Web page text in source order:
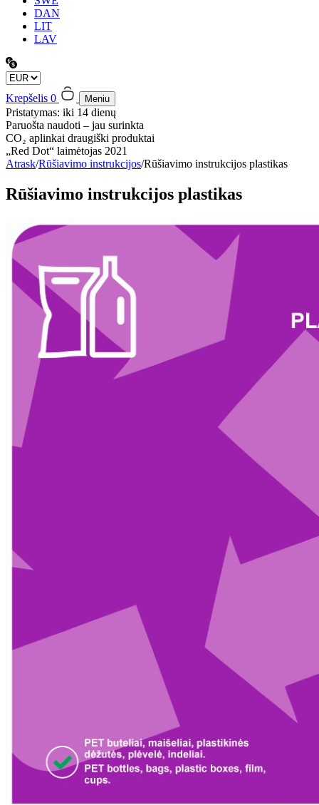
DAN
LIT
LAV
Krepšelis 0 Meniu
Pristatymas: iki 14 dienų
Paruošta naudoti – jau surinkta
CO₂ aplinkai draugiški produktai
„Red Dot“ laimėtojas 2021
Atrask/Rūšiavimo instrukcijos/Rūšiavimo instrukcijos plastikas
Rūšiavimo instrukcijos plastikas